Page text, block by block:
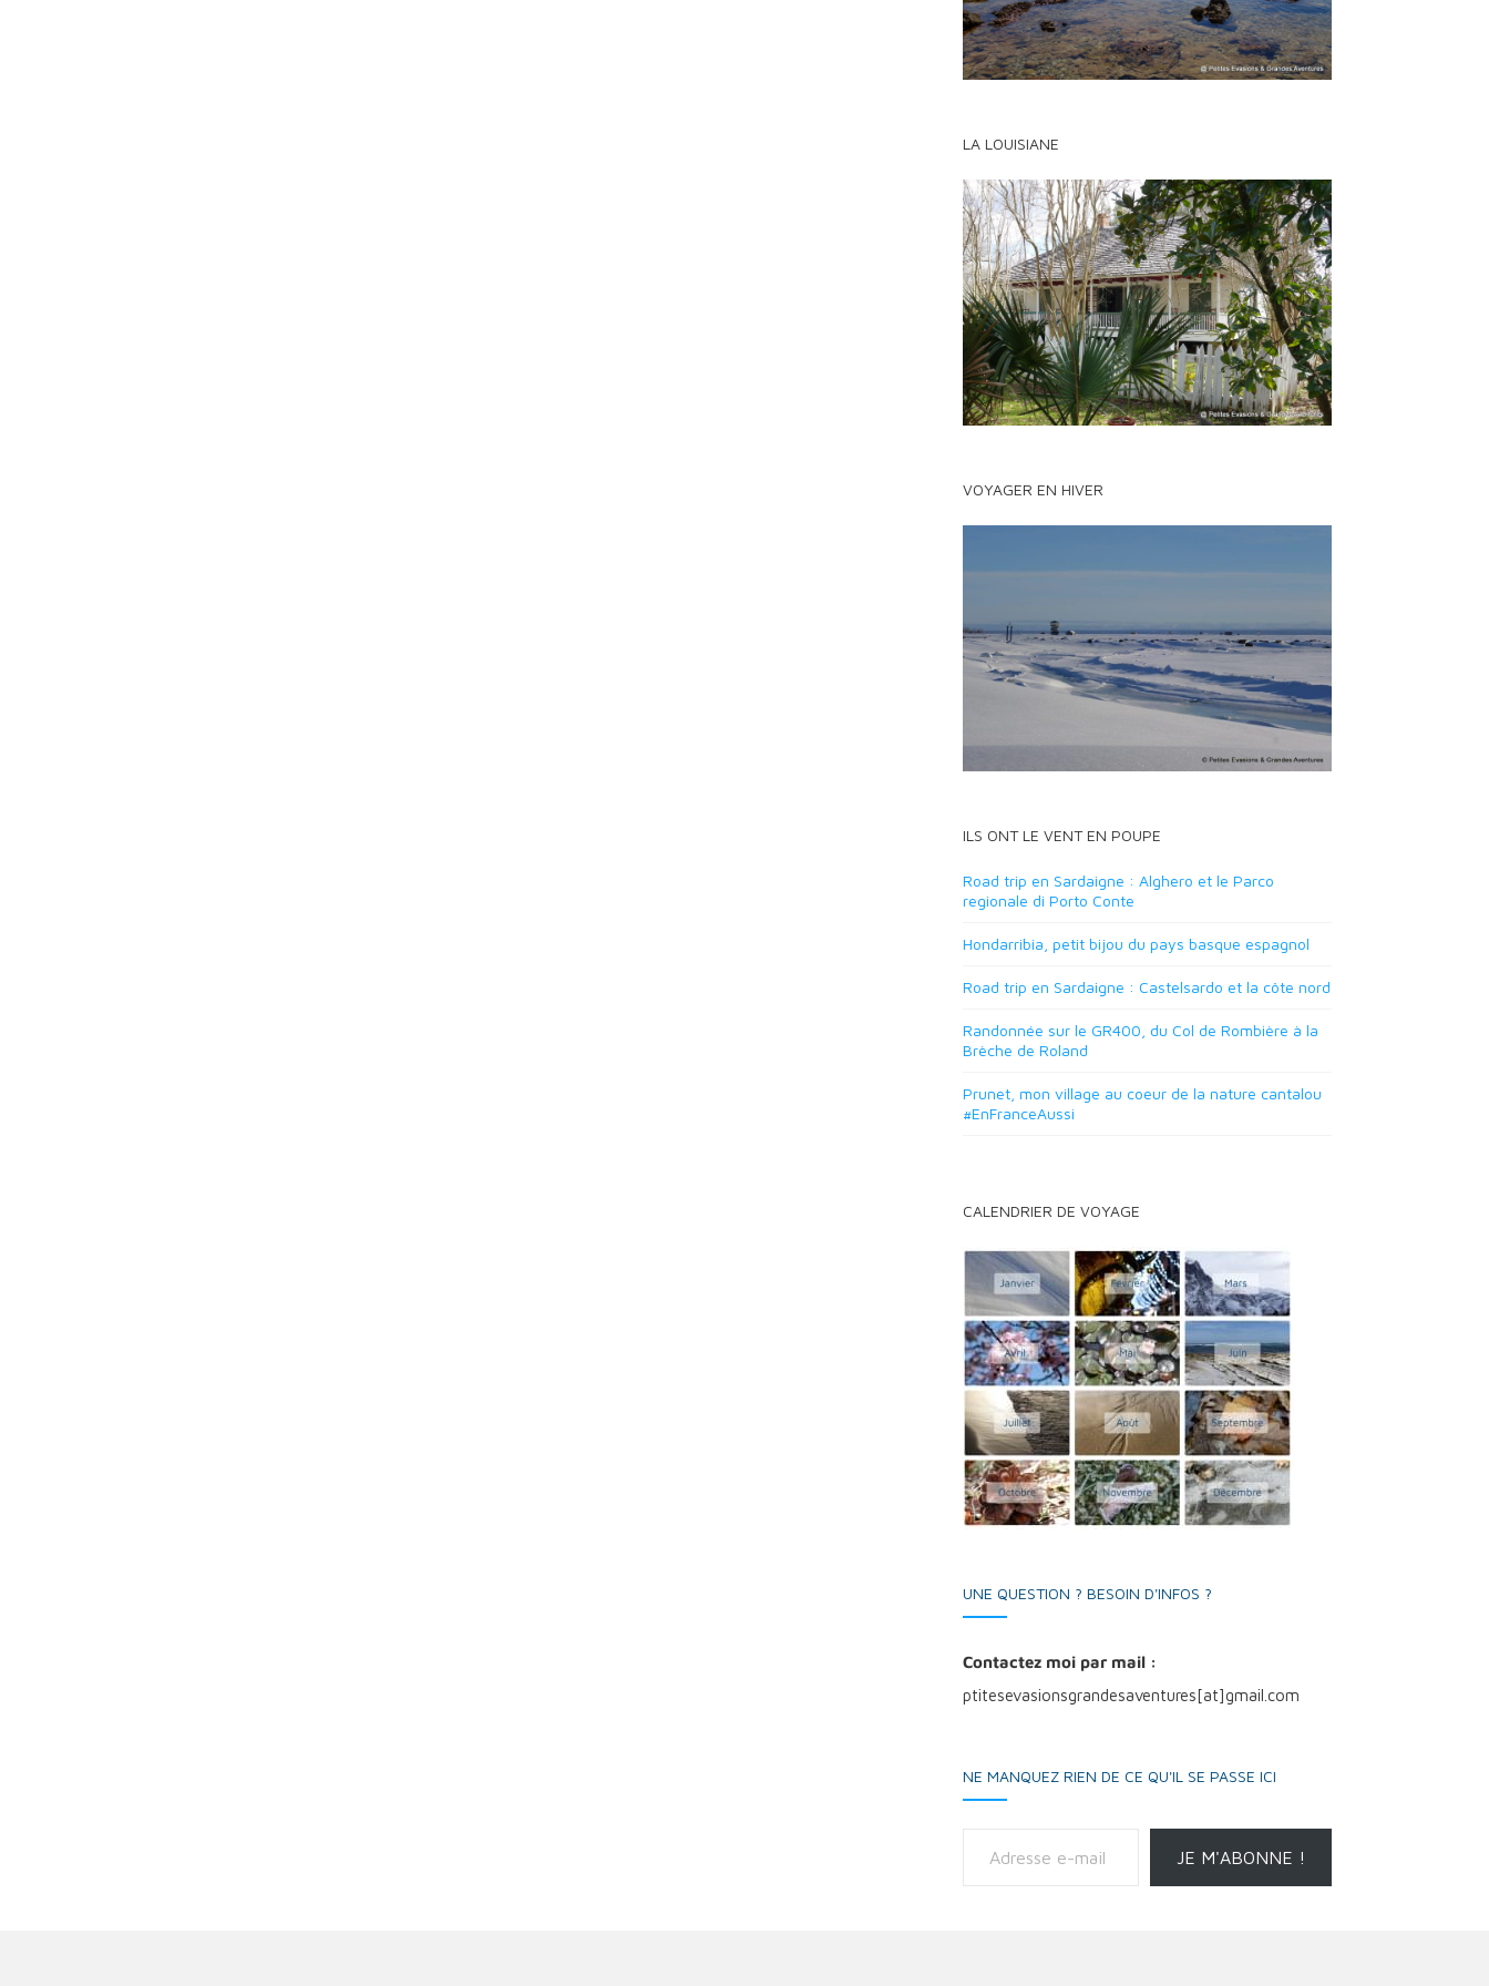
LA LOUISIANE
VOYAGER EN HIVER
ILS ONT LE VENT EN POUPE
Road trip en Sardaigne : Alghero et le Parco
regionale di Porto Conte
Hondarribia, petit bijou du pays basque espagnol
Road trip en Sardaigne : Castelsardo et la côte nord
Randonnée sur le GR400, du Col de Rombière à la
Brèche de Roland
Prunet, mon village au coeur de la nature cantalou
#EnFranceAussi
CALENDRIER DE VOYAGE
UNE QUESTION ? BESOIN D'INFOS ?
Contactez moi par mail :
ptitesevasionsgrandesaventures[at]gmail.com
NE MANQUEZ RIEN DE CE QU'IL SE PASSE ICI
JE M'ABONNE !